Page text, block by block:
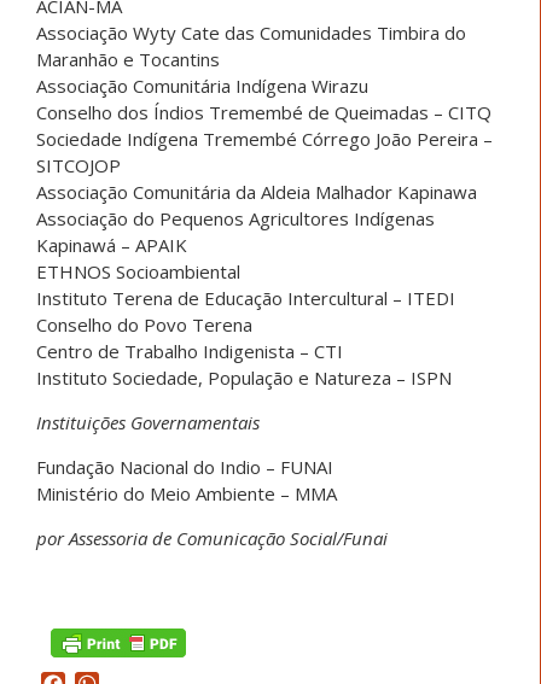
ACIAN-MA
Associação Wyty Cate das Comunidades Timbira do
Maranhão e Tocantins
Associação Comunitária Indígena Wirazu
Conselho dos Índios Tremembé de Queimadas – CITQ
Sociedade Indígena Tremembé Córrego João Pereira –
SITCOJOP
Associação Comunitária da Aldeia Malhador Kapinawa
Associação do Pequenos Agricultores Indígenas
Kapinawá – APAIK
ETHNOS Socioambiental
Instituto Terena de Educação Intercultural – ITEDI
Conselho do Povo Terena
Centro de Trabalho Indigenista – CTI
Instituto Sociedade, População e Natureza – ISPN
Instituições Governamentais
Fundação Nacional do Indio – FUNAI
Ministério do Meio Ambiente – MMA
por Assessoria de Comunicação Social/Funai